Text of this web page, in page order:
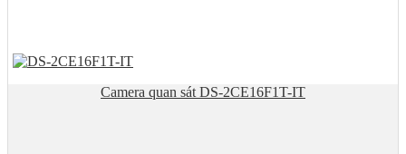
Camera quan sát DS-2CE16F1T-IT